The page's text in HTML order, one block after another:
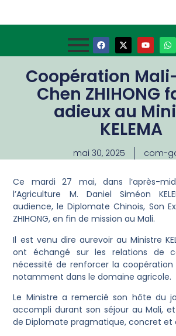
Coopération
Chen ZHIHONG
adieux au
KELEMA
mai 30, 2025 com-
Ce mardi 27 mai, dans l’après-
l’Agriculture M. Daniel Siméon
audience, le Diplomate Chinois, Son
ZHIHONG, en fin de mission au Mali.
Il est venu dire aurevoir au Ministre
ont échangé sur les relations de
nécessité de renforcer la
notamment dans le domaine agricole.
Le Ministre a remercié son hôte du
accompli durant son séjour au Mali,
de Diplomate pragmatique, concret et